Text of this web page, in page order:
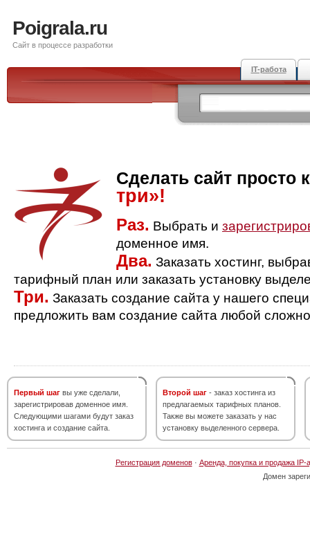
Poigrala.ru
Сайт в процессе разработки
IT-работа
Сделать сайт просто
три»!
Раз. Выбрать и
доменное имя.
Два. Заказать хостинг,
тарифный план или заказать установку
Три. Заказать создание сайта у нашего
предложить вам создание сайта любой
Первый шаг вы уже сделали,
зарегистрировав доменное имя.
Следующими шагами будут заказ
хостинга и создание сайта.
Второй шаг - заказ хостинга из
предлагаемых тарифных планов.
Также вы можете заказать у нас
установку выделенного сервера.
Регистрация доменов· Аренда, покупка и продажа IP-
Домен